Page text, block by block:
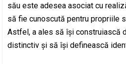
său este adesea asociat cu
să fie cunoscută pentru propriile
Astfel, a ales să își construiască
distinctiv și să își definească